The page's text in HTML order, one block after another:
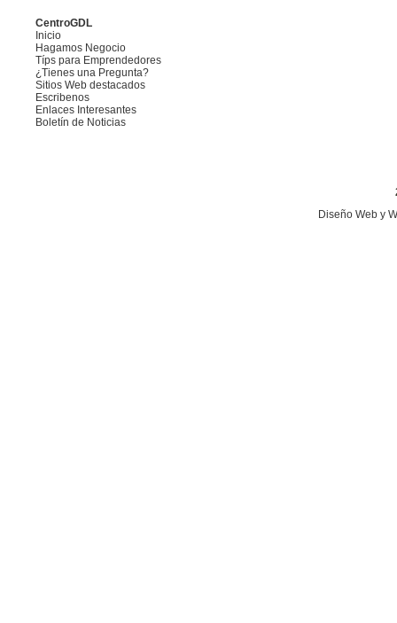
CentroGDL
Inicio
Hagamos Negocio
Típs para Emprendedores
¿Tienes una Pregunta?
Sitios Web destacados
Escribenos
Enlaces Interesantes
Boletín de Noticias
Diseño Web y